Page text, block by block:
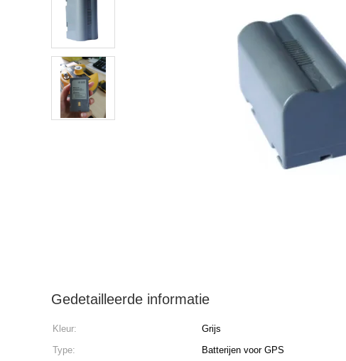
Gedetailleerde informatie
Kleur: Grijs
Type:
Batterijen voor GPS